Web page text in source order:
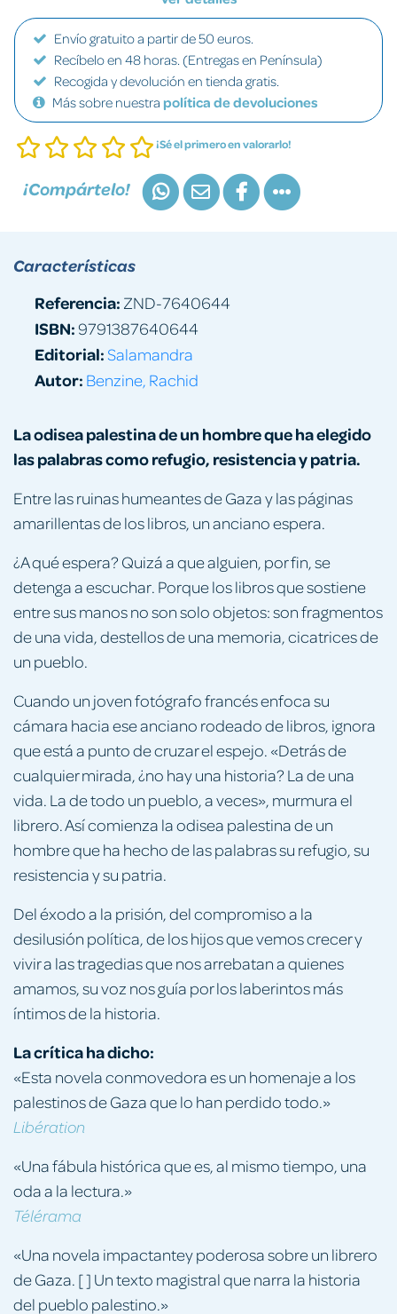
Envío gratuito a partir de 50 euros.
Recíbelo en 48 horas. (Entregas en Península)
Recogida y devolución en tienda gratis.
Más sobre nuestra política de devoluciones
¡Sé el primero en valorarlo!
¡Compártelo!
La odisea palestina de un hombre que ha elegido
las palabras como refugio, resistencia y patria.
Entre las ruinas humeantes de Gaza y las páginas
amarillentas de los libros, un anciano espera.
¿A qué espera? Quizá a que alguien, por fin, se
detenga a escuchar. Porque los libros que sostiene
entre sus manos no son solo objetos: son fragmentos
de una vida, destellos de una memoria, cicatrices de
un pueblo.
Cuando un joven fotógrafo francés enfoca su
cámara hacia ese anciano rodeado de libros, ignora
que está a punto de cruzar el espejo. «Detrás de
cualquier mirada, ¿no hay una historia? La de una
vida. La de todo un pueblo, a veces», murmura el
librero. Así comienza la odisea palestina de un
hombre que ha hecho de las palabras su refugio, su
resistencia y su patria.
Del éxodo a la prisión, del compromiso a la
desilusión política, de los hijos que vemos crecer y
vivir a las tragedias que nos arrebatan a quienes
amamos, su voz nos guía por los laberintos más
íntimos de la historia.
La crítica ha dicho:
«Esta novela conmovedora es un homenaje a los
palestinos de Gaza que lo han perdido todo.»
Libération
«Una fábula histórica que es, al mismo tiempo, una
oda a la lectura.»
Télérama
«Una novela impactantey poderosa sobre un librero
de Gaza. [ ] Un texto magistral que narra la historia
del pueblo palestino.»
Características
Referencia: ZND-7640644
ISBN:9791387640644
Editorial:Salamandra
Autor: Benzine, Rachid